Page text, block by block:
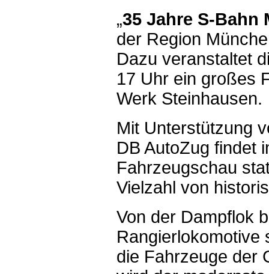
„35 Jahre S-Bahn
der Region
Dazu veranstaltet
17 Uhr ein großes
Werk Steinhausen.
Mit Unterstützung
DB AutoZug findet
Fahrzeugschau
Vielzahl von
Von der Dampflok
Rangierlokomotive
die Fahrzeuge der